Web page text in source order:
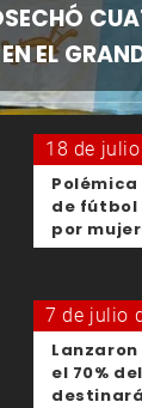
EL
18 de
Polémica
de fútbol
por
7 de julio
el 70%